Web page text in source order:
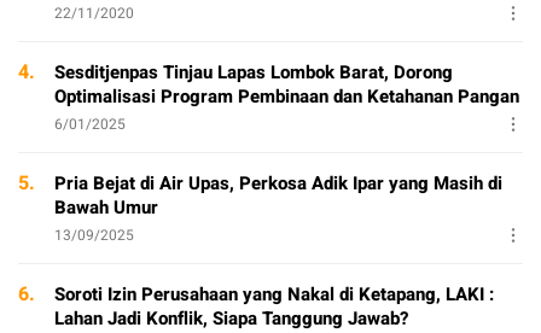
22/11/2020
4.
Sesditjenpas Tinjau Lapas Lombok Barat, Dorong
Optimalisasi Program Pembinaan dan Ketahanan Pangan
6/01/2025
5.
Pria Bejat di Air Upas, Perkosa Adik Ipar yang Masih di
Bawah Umur
13/09/2025
6.
Soroti Izin Perusahaan yang Nakal di Ketapang, LAKI :
Lahan Jadi Konflik, Siapa Tanggung Jawab?